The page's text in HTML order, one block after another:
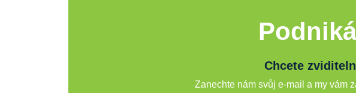
Chcete
Zanechte nám svůj e-mail a my vám